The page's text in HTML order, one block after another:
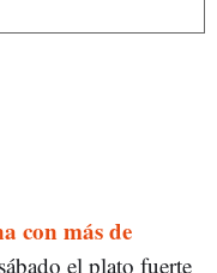
con más de
el plato fuerte